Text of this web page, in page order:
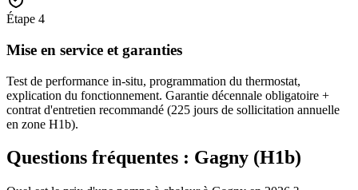
Étape 4
Mise en service et garanties
Test de performance in-situ, programmation du thermostat,
explication du fonctionnement. Garantie décennale obligatoire +
contrat d'entretien recommandé (225 jours de sollicitation annuelle
en zone H1b).
Questions fréquentes : Gagny (H1b)